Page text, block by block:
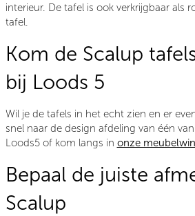
interieur. De tafel is ook verkrijgbaar als
tafel.
Kom de Scalup
bij Loods 5
Wil je de tafels in het echt zien en er
snel naar de design afdeling van één
Loods5 of kom langs in onze
Bepaal de juiste
Scalup